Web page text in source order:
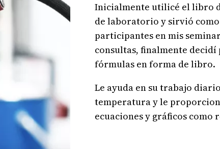
Inicialmente utilicé el libro
de laboratorio y sirvió
participantes en mis
consultas, finalmente
fórmulas en forma de libro.
Le ayuda en su trabajo
temperatura y le
ecuaciones y gráficos como